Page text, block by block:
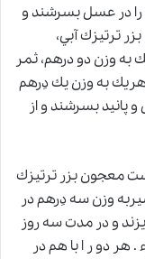
در عسل بسرشند و
ترتيزك آبي،
به وزن دو درهم، ثمر
به وزن يك دِرهم
پانيد بسرشند و از
معجون بزر ترتيزك
وزن سه دِرهم در
و در مدت سه روز
هر دو ر ا با هم در